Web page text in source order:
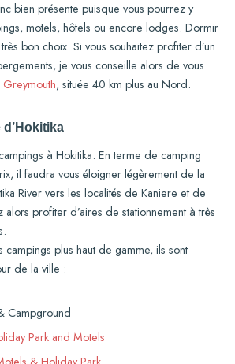
bien présente puisque vous pourrez y
motels, hôtels ou encore lodges. Dormir
bon choix. Si vous souhaitez profiter d’un
je vous conseille alors de vous
Greymouth, située 40 km plus au Nord.
à Hokitika. En terme de camping
il faudra vous éloigner légèrement de la
River vers les localités de Kaniere et de
alors profiter d’aires de stationnement à très
plus haut de gamme, ils sont
de la ville :
Campground
Park and Motels